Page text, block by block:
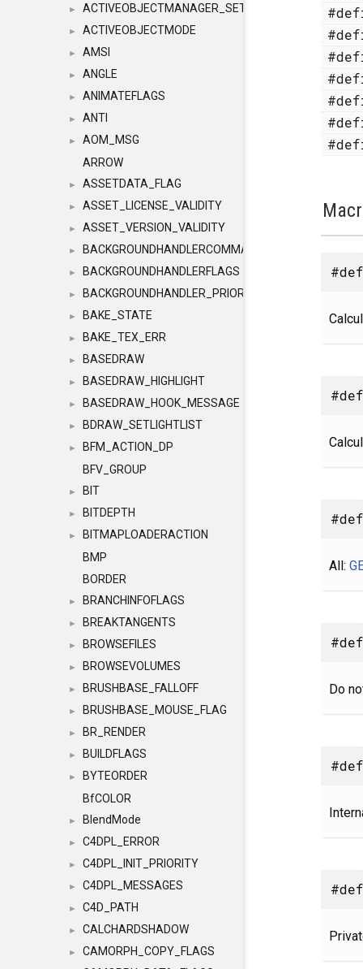
► ACTIVEOBJECTMANAGER_SETOBJECTS
► ACTIVEOBJECTMODE
► AMSI
► ANGLE
► ANIMATEFLAGS
► ANTI
►
AOM_MSG
ARROW
► ASSETDATA_FLAG
► ASSET_LICENSE_VALIDITY
► ASSET_VERSION_VALIDITY
► BACKGROUNDHANDLERCOMMAND
► BACKGROUNDHANDLERFLAGS
► BACKGROUNDHANDLER_PRIORITY
► BAKE_STATE
► BAKE_TEX_ERR
► BASEDRAW
► BASEDRAW_HIGHLIGHT
► BASEDRAW_HOOK_MESSAGE
► BDRAW_SETLIGHTLIST
►
BFM_ACTION_DP
BFV_GROUP
► BIT
► BITDEPTH
►
BITMAPLOADERACTION
BMP
BORDER
► BRANCHINFOFLAGS
► BREAKTANGENTS
► BROWSEFILES
► BROWSEVOLUMES
► BRUSHBASE_FALLOFF
► BRUSHBASE_MOUSE_FLAG
► BR_RENDER
► BUILDFLAGS
►
BYTEORDER
BfCOLOR
► BlendMode
► C4DPL_ERROR
► C4DPL_INIT_PRIORITY
► C4DPL_MESSAGES
► C4D_PATH
► CALCHARDSHADOW
►
CAMORPH_COPY_FLAGS
All:
Do